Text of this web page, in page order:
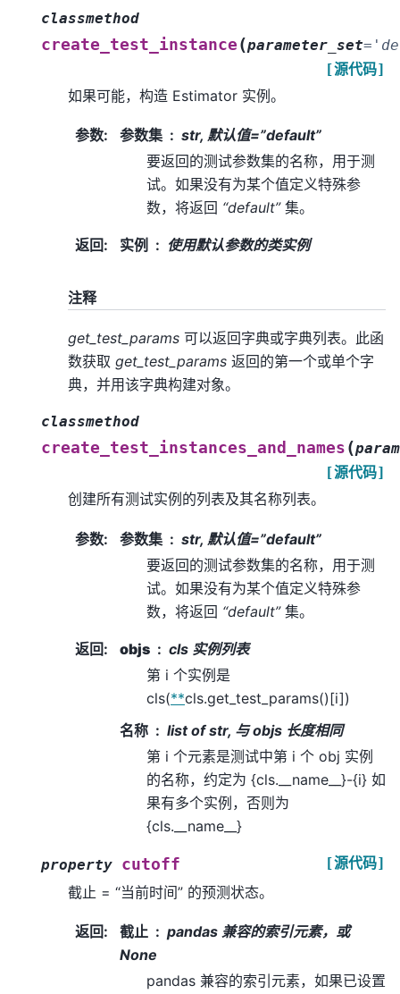
classmethod
create_test_instance (parameter_set=
[源代码]
如果可能，构造 Estimator 实例。
参数: 参数集
str, 默认值=”default”
要返回的测试参数集的名称，用于测
试。如果没有为某个值定义特殊参
数，将返回 “default”集。
返回: 实例 使用默认参数的类实例
注释
get_test_params 可以返回字典或字典列表。此函
数获取 get_test_params 返回的第一个或单个字
典，并用该字典构建对象。
classmethod
create_test_instances_and_names (
[源代码]
创建所有测试实例的列表及其名称列表。
参数: 参数集
str, 默认值=”default”
要返回的测试参数集的名称，用于测
试。如果没有为某个值定义特殊参
数，将返回 “default”集。
返回: objs
cls 实例列表
第 i 个实例是
cls(**cls.get_test_params()[i])
名称
list of str, 与 objs 长度相同
第 i 个元素是测试中第 i 个 obj 实例
的名称，约定为 {cls.__name__}-{i} 如
果有多个实例，否则为
{cls.__name__}
property cutoff [源代码]
截止 = “当前时间” 的预测状态。
返回: 截止
pandas 兼容的索引元素，或
None
pandas 兼容的索引元素，如果已设置